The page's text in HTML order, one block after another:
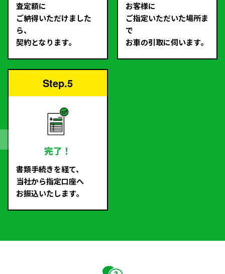
査定額に
ご納得いただけました
ら、
契約となります。
お客様に
ご指定いただいた場所ま
で
お車の引取に伺います。
Step.5
完了！
書類手続きを経て、
当社から指定口座へ
お振込いたします。